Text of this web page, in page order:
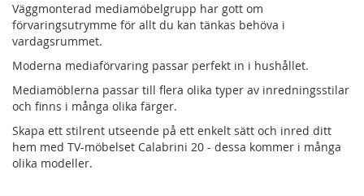
Väggmonterad mediamöbelgrupp har gott om
förvaringsutrymme för allt du kan tänkas behöva i
vardagsrummet.
Moderna mediaförvaring passar perfekt in i hushållet.
Mediamöblerna passar till flera olika typer av inredningsstilar
och finns i många olika färger.
Skapa ett stilrent utseende på ett enkelt sätt och inred ditt
hem med TV-möbelset Calabrini 20 - dessa kommer i många
olika modeller.